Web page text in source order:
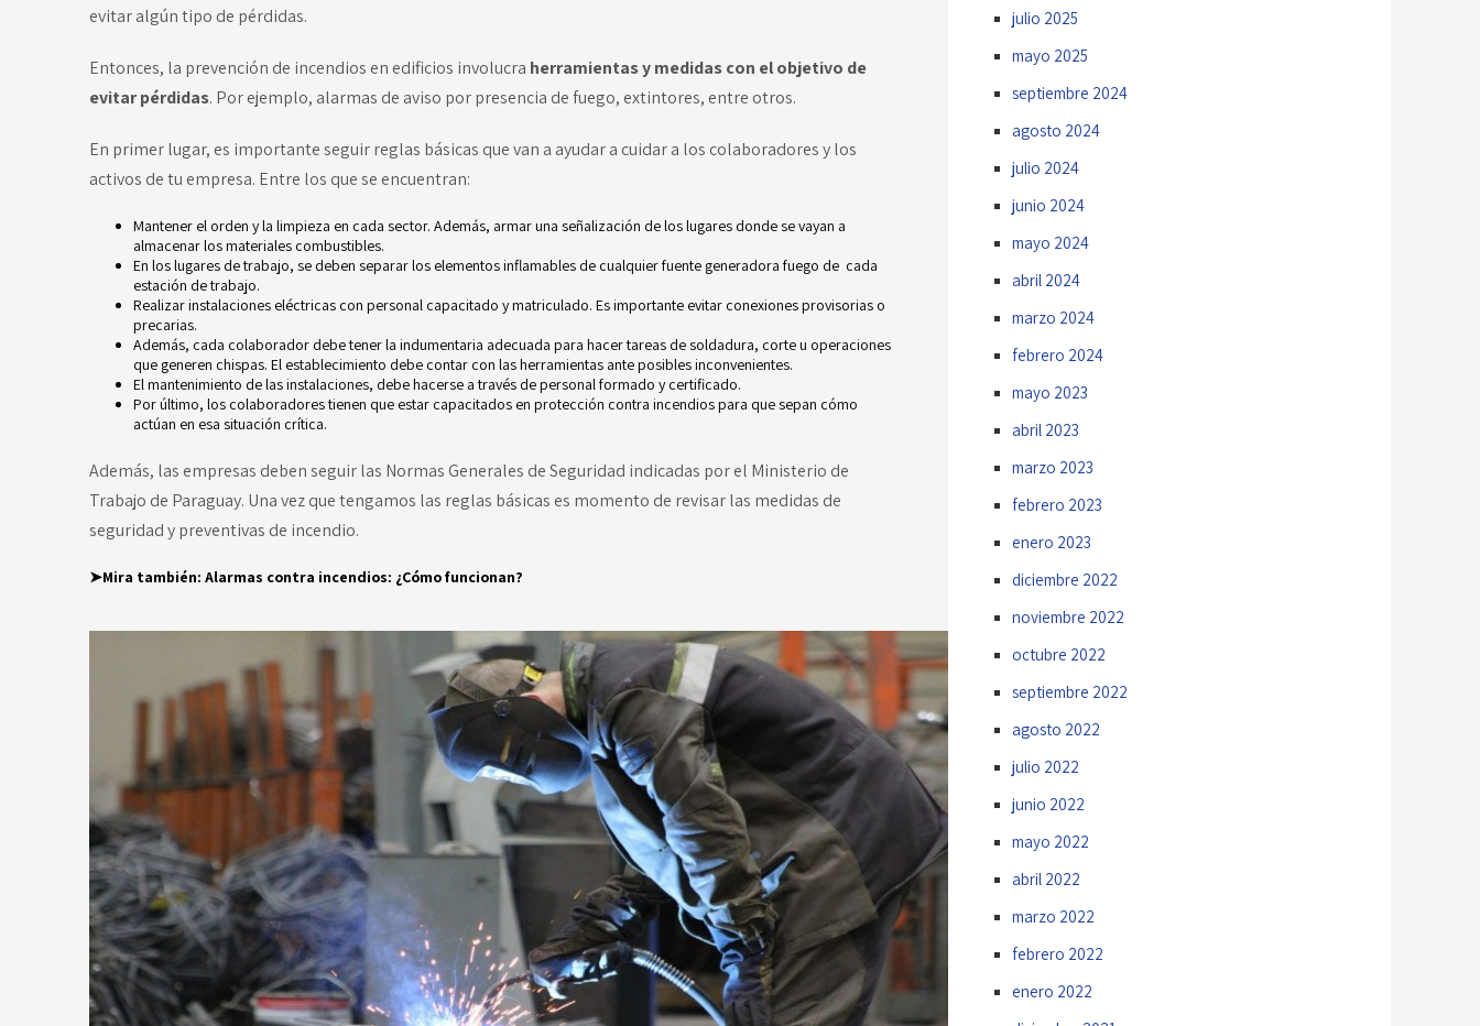
evitar algún tipo de pérdidas.
Entonces, la prevención de incendios en edificios involucra herramientas y medidas con el objetivo de
evitar pérdidas. Por ejemplo, alarmas de aviso por presencia de fuego, extintores, entre otros.
En primer lugar, es importante seguir reglas básicas que van a ayudar a cuidar a los colaboradores y los
activos de tu empresa. Entre los que se encuentran:
Mantener el orden y la limpieza en cada sector. Además, armar una señalización de los lugares donde se vayan a
almacenar los materiales combustibles.
En los lugares de trabajo, se deben separar los elementos inflamables de cualquier fuente generadora fuego de cada
estación de trabajo.
Realizar instalaciones eléctricas con personal capacitado y matriculado. Es importante evitar conexiones provisorias o
precarias.
Además, cada colaborador debe tener la indumentaria adecuada para hacer tareas de soldadura, corte u operaciones
que generen chispas. El establecimiento debe contar con las herramientas ante posibles inconvenientes.
El mantenimiento de las instalaciones, debe hacerse a través de personal formado y certificado.
Por último, los colaboradores tienen que estar capacitados en protección contra incendios para que sepan cómo
actúan en esa situación crítica.
Además, las empresas deben seguir las Normas Generales de Seguridad indicadas por el Ministerio de
Trabajo de Paraguay. Una vez que tengamos las reglas básicas es momento de revisar las medidas de
seguridad y preventivas de incendio.
➤Mira también: Alarmas contra incendios: ¿Cómo funcionan?
julio 2025
mayo 2025
septiembre 2024
agosto 2024
julio 2024
junio 2024
mayo 2024
abril 2024
marzo 2024
febrero 2024
mayo 2023
abril 2023
marzo 2023
febrero 2023
enero 2023
diciembre 2022
noviembre 2022
octubre 2022
septiembre 2022
agosto 2022
julio 2022
junio 2022
mayo 2022
abril 2022
marzo 2022
febrero 2022
enero 2022